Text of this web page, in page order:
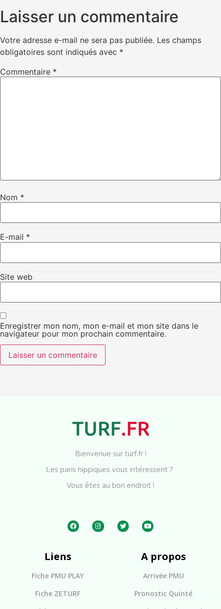
Laisser un commentaire
Votre adresse e-mail ne sera pas publiée. Les champs
obligatoires sont indiqués avec *
Commentaire *
Nom *
E-mail *
Site web
Enregistrer mon nom, mon e-mail et mon site dans le
navigateur pour mon prochain commentaire.
Bienvenue sur turf.fr !
Les paris hippiques vous intéressent ?
Vous êtes au bon endroit !
Liens
Fiche PMU PLAY
Fiche ZETURF
A propos
Arrivée PMU
Pronostic Quinté